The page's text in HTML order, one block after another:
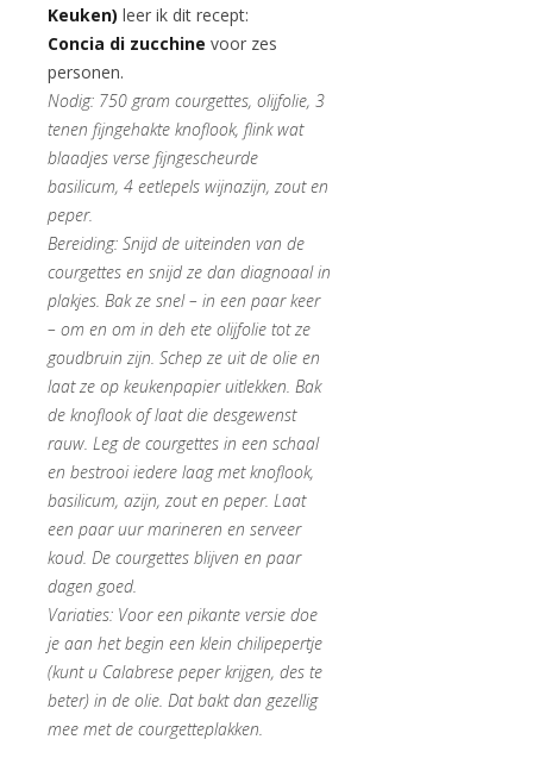
Keuken) leer ik dit recept:
Concia di zucchine voor zes
personen.
Nodig: 750 gram courgettes, olijfolie, 3
tenen fijngehakte knoflook, flink wat
blaadjes verse fijngescheurde
basilicum, 4 eetlepels wijnazijn, zout en
peper.
Bereiding: Snijd de uiteinden van de
courgettes en snijd ze dan diagnoaal in
plakjes. Bak ze snel – in een paar keer
– om en om in deh ete olijfolie tot ze
goudbruin zijn. Schep ze uit de olie en
laat ze op keukenpapier uitlekken. Bak
de knoflook of laat die desgewenst
rauw. Leg de courgettes in een schaal
en bestrooi iedere laag met knoflook,
basilicum, azijn, zout en peper. Laat
een paar uur marineren en serveer
koud. De courgettes blijven en paar
dagen goed.
Variaties: Voor een pikante versie doe
je aan het begin een klein chilipepertje
(kunt u Calabrese peper krijgen, des te
beter) in de olie. Dat bakt dan gezellig
mee met de courgetteplakken.